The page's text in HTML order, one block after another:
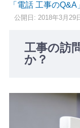
「電話 工事の
公開日: 2018年3月29
工事の訪
か？